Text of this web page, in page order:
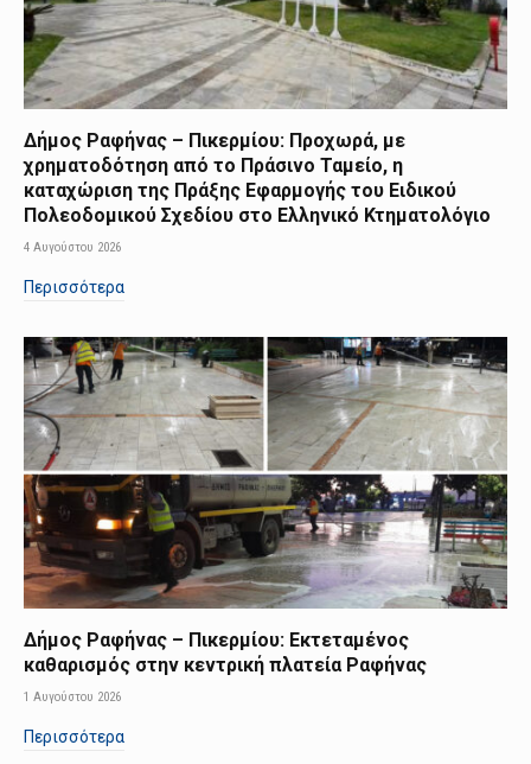
Δήμος Ραφήνας – Πικερμίου: Προχωρά, με
χρηματοδότηση από το Πράσινο Ταμείο, η
καταχώριση της Πράξης Εφαρμογής του Ειδικού
Πολεοδομικού Σχεδίου στο Ελληνικό Κτηματολόγιο
4 Αυγούστου 2026
Περισσότερα
Δήμος Ραφήνας – Πικερμίου: Εκτεταμένος
καθαρισμός στην κεντρική πλατεία Ραφήνας
1 Αυγούστου 2026
Περισσότερα